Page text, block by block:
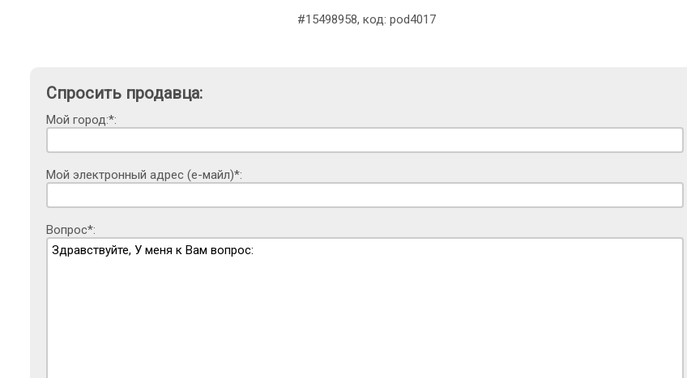
#15498958, код: pod4017
Спросить продавца:
Мой город:*:
Мой электронный адрес (е-майл)*:
Вопрос*: